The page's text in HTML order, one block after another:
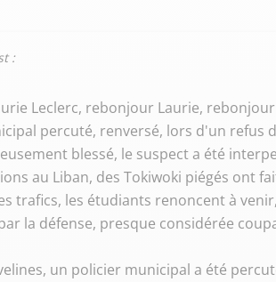
:
Leclerc, rebonjour Laurie,
percuté, renversé, lors d'un refus
blessé, le suspect a été
au Liban, des Tokiwoki piégés ont
trafics, les étudiants renoncent à
la défense, presque considérée
un policier municipal a été